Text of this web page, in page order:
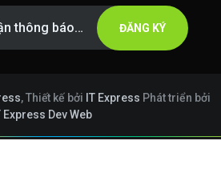
ĐĂNG KÝ
, Thiết kế bởi IT Express Phát triển bởi
Express Dev Web